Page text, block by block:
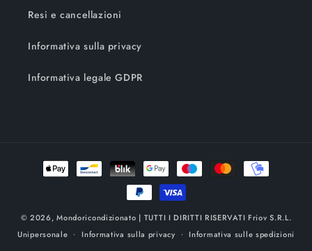
Resi e cancellazioni
Informativa sulla privacy
Informativa legale GDPR
Metodi
© 2026,Mondoricondizionato | TUTTI I DIRITTI RISERVATI Friov S.R.L.
Unipersonale
Informativa sulla privacy
Informativa sulle spedizioni